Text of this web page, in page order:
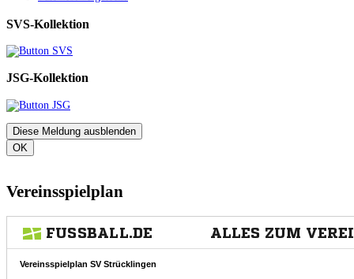
SVS-Kollektion
JSG-Kollektion
Diese Meldung ausblenden
OK
Vereinsspielplan